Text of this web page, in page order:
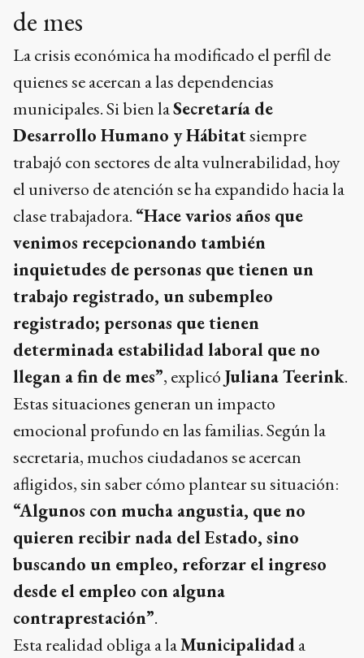
de mes
La crisis económica ha modificado el perfil de
quienes se acercan a las dependencias
municipales. Si bien laSecretaría de
Desarrollo Humano y Hábitatsiempre
trabajó con sectores de alta vulnerabilidad, hoy
el universo de atención se ha expandido hacia la
clase trabajadora. “Hace varios años que
venimos recepcionando también
inquietudes de personas que tienen un
trabajo registrado, un subempleo
registrado; personas que tienen
determinada estabilidad laboral que no
llegan a fin de mes”, explicó Juliana Teerink.
Estas situaciones generan un impacto
emocional profundo en las familias. Según la
secretaria, muchos ciudadanos se acercan
afligidos, sin saber cómo plantear su situación:
“Algunos con mucha angustia, que no
quieren recibir nada del Estado, sino
buscando un empleo, reforzar el ingreso
desde el empleo con alguna
contraprestación”.
Esta realidad obliga a laMunicipalidada